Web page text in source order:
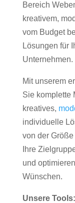
Bereich
kreativem,
vom Budget
Lösungen für
Unternehmen.
Mit unserem
Sie komplette
kreatives,
individuelle
von der
Ihre
und
Wünschen.
Unsere Tools: